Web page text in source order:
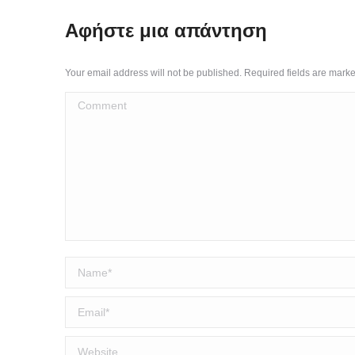
Αφήστε μια απάντηση
Your email address will not be published. Required fields are
Comment
Name *
Email *
Website